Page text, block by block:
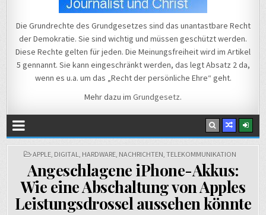
Michael Voß
Die Grundrechte des Grundgesetzes sind das unantastbare Recht
der Demokratie. Sie sind wichtig und müssen geschützt werden.
Diese Rechte gelten für jeden. Die Meinungsfreiheit wird im Artikel
5 gennannt. Sie kann eingeschränkt werden, das legt Absatz 2 da,
wenn es u.a. um das „Recht der persönliche Ehre“ geht.
Mehr dazu im Grundgesetz.
POSTED
APPLE, DIGITAL, HARDWARE, NACHRICHTEN, TELEKOMMUNIKATION
Angeschlagene iPhone-Akkus:
Wie eine Abschaltung von Apples
Leistungsdrossel aussehen könnte